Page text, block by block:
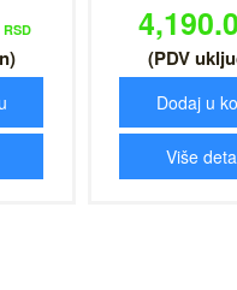
RSD
(PDV
Dodaj u
Više